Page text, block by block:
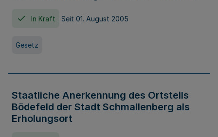
In Kraft Seit 01. August 2005
Gesetz
Staatliche Anerkennung des Ortsteils
Bödefeld der Stadt Schmallenberg als
Erholungsort